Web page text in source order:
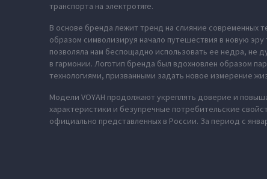
транспорта на электротяге.
В основе бренда лежит тренд на слияние современных
образом символизируя начало путешествия в новую
позволяла нам беспощадно использовать ее недра, не
в гармонии. Логотип бренда был вдохновлен образом
технологиями, призванными задать новое измерение
Модели VOYAH продолжают укреплять доверие и
характеристики и безупречные потребительские
официально представленных в России. За период с